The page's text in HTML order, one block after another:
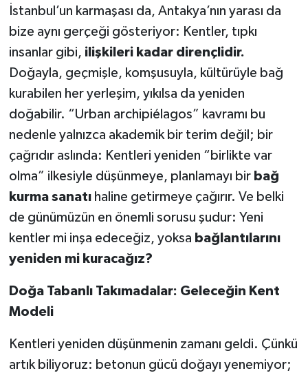
İstanbul’un karmaşası da, Antakya’nın yarası da
bize aynı gerçeği gösteriyor: Kentler, tıpkı
insanlar gibi, ilişkileri kadar dirençlidir.
Doğayla, geçmişle, komşusuyla, kültürüyle bağ
kurabilen her yerleşim, yıkılsa da yeniden
doğabilir. “Urban archipiélagos” kavramı bu
nedenle yalnızca akademik bir terim değil; bir
çağrıdır aslında: Kentleri yeniden “birlikte var
olma” ilkesiyle düşünmeye, planlamayı bir bağ
kurma sanatıhaline getirmeye çağırır. Ve belki
de günümüzün en önemli sorusu şudur: Yeni
kentler mi inşa edeceğiz, yoksa bağlantılarını
yeniden mi kuracağız?
Doğa Tabanlı Takımadalar: Geleceğin Kent
Modeli
Kentleri yeniden düşünmenin zamanı geldi. Çünkü
artık biliyoruz: betonun gücü doğayı yenemiyor;